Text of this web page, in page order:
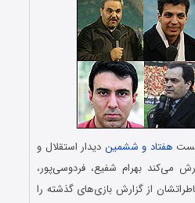
هفتاد و ششمین دیدار استقلال و
می‌کند بهرام شفیع، فردوسی‌پور،
از گزارش بازی‌های گذشته را